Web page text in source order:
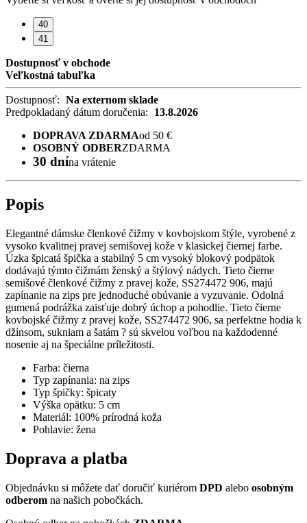
40
41
Dostupnosť v obchode
Veľkostná tabuľka
Dostupnosť: Na externom sklade
Predpokladaný dátum doručenia:
13.8.2026
DOPRAVA ZDARMAod 50 €
OSOBNÝ ODBERZDARMA
30 dnína vrátenie
Popis
Elegantné dámske členkové čižmy v kovbojskom štýle, vyrobené z
vysoko kvalitnej pravej semišovej kože v klasickej čiernej farbe.
Úzka špicatá špička a stabilný 5 cm vysoký blokový podpätok
dodávajú týmto čižmám ženský a štýlový nádych. Tieto čierne
semišové členkové čižmy z pravej kože, SS274472 906, majú
zapínanie na zips pre jednoduché obúvanie a vyzuvanie. Odolná
gumená podrážka zaisťuje dobrý úchop a pohodlie. Tieto čierne
kovbojské čižmy z pravej kože, SS274472 906, sa perfektne hodia k
džínsom, sukniam a šatám ? sú skvelou voľbou na každodenné
nosenie aj na špeciálne príležitosti.
Farba: čierna
Typ zapínania: na zips
Typ špičky: špicaty
Výška opätku: 5 cm
Materiál: 100% prírodná koža
Pohlavie: žena
Doprava a platba
Objednávku si môžete dať doručiť kuriérom DPD alebo osobným
odberom na našich pobočkách.